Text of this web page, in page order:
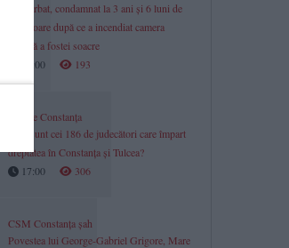
Un bărbat, condamnat la 3 ani și 6 luni de
închisoare după ce a incendiat camera
tehnică a fostei soacre
17:00
193
Justiție Constanța
Cine sunt cei 186 de judecători care împart
dreptatea în Constanța și Tulcea?
17:00
306
CSM Constanța șah
Povestea lui George-Gabriel Grigore, Mare